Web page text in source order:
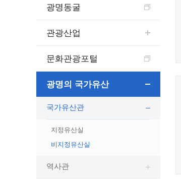
행정정보공개안내
행정정보공개목록
조직정보공개
업무추진비(부서장)
상품권 구매·사용
인센티브 적립·사용
행정재산 관리위탁 현황 공개
공공시설물 설치 비용 공개
110화상수화통역서비스
행정서비스헌장
절차
센터소개
위치안내
상담안내
문화관광 해설사
국가유산관
역사관
광명동굴
관광산업
문화관광포털
광명의 국가유산
국가유산관
지정유산실
비지정유산실
역사관